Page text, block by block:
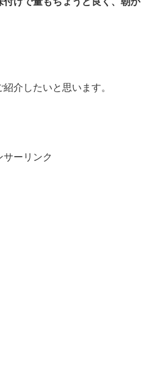
介したいと思います。
サーリンク